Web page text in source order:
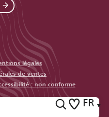
FR
légales
de ventes
: non conforme